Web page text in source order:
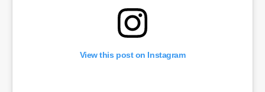
View this post on Instagram